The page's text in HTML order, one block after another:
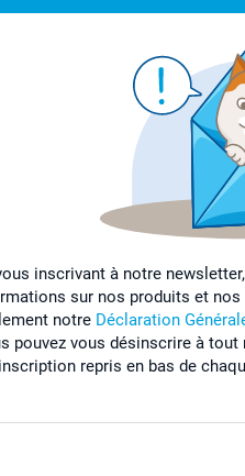
inscrivant à notre
sur nos produits et
notre Déclaration
pouvez vous désinscrire à
repris en bas de